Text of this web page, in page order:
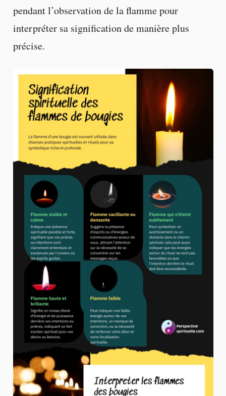
pendant l’observation de la flamme pour
interpréter sa signification de manière plus
précise.